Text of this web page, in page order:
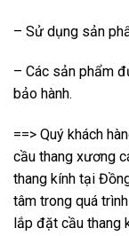
– Sử dụng sản
– Các sản phẩm
bảo hành.
==> Quý khách
cầu thang xương
thang kính tại
tâm trong quá
lắp đặt cầu thang